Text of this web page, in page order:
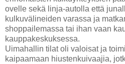
ovelle sekä linja-autolla että
kulkuvälineiden varassa ja
shoppailemassa tai ihan vaan
kauppakeskuksessa.
Uimahallin tilat oli valoisat ja
kaipaamaan hiustenkuivaajia,